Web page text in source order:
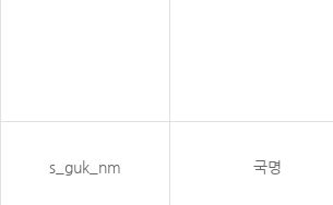
s_guk_nm 국명